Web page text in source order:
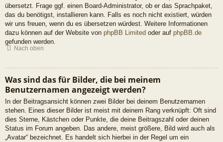
übersetzt. Frage ggf. einen Board-Administrator, ob er das Sprachpaket,
das du benötigst, installieren kann. Falls es noch nicht existiert, würden
wir uns freuen, wenn du es übersetzen würdest. Weitere Informationen
dazu können auf der Website von phpBB Limited oder auf phpBB.de
gefunden werden.
Nach oben
Was sind das für Bilder, die bei meinem
Benutzernamen angezeigt werden?
In der Beitragsansicht können zwei Bilder bei deinem Benutzernamen
stehen. Eines dieser Bilder ist meist mit deinem Rang verknüpft: Oft sind
dies Sterne, Kästchen oder Punkte, die deine Beitragszahl oder deinen
Status im Forum angeben. Das andere, meist größere, Bild wird auch als
„Avatar“ bezeichnet. Es handelt sich hierbei in der Regel um ein